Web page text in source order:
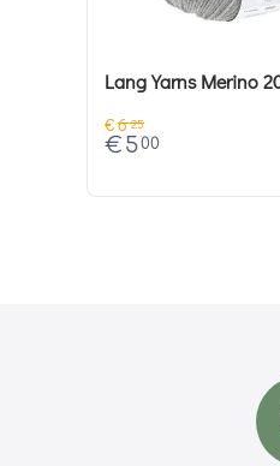
Lang Yarns Merino
€6 25
€ 5 00